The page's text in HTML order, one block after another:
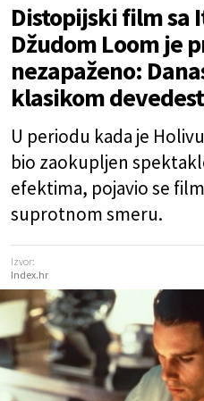
Distopijski film sa
Džudom Loom je
nezapaženo:
klasikom
U periodu kada je
bio zaokupljen
efektima, pojavio se
suprotnom smeru.
Izvor:
Index.hr